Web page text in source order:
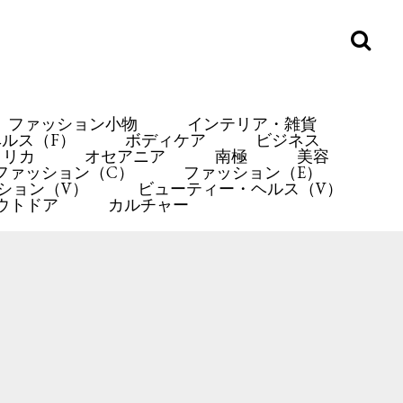
ファッション小物 インテリア・雑貨
ス（F） ボディケア ビジネス
カ オセアニア 南極 美容
ァッション（C） ファッション（E）
ョン（V） ビューティー・ヘルス（V）
トドア カルチャー